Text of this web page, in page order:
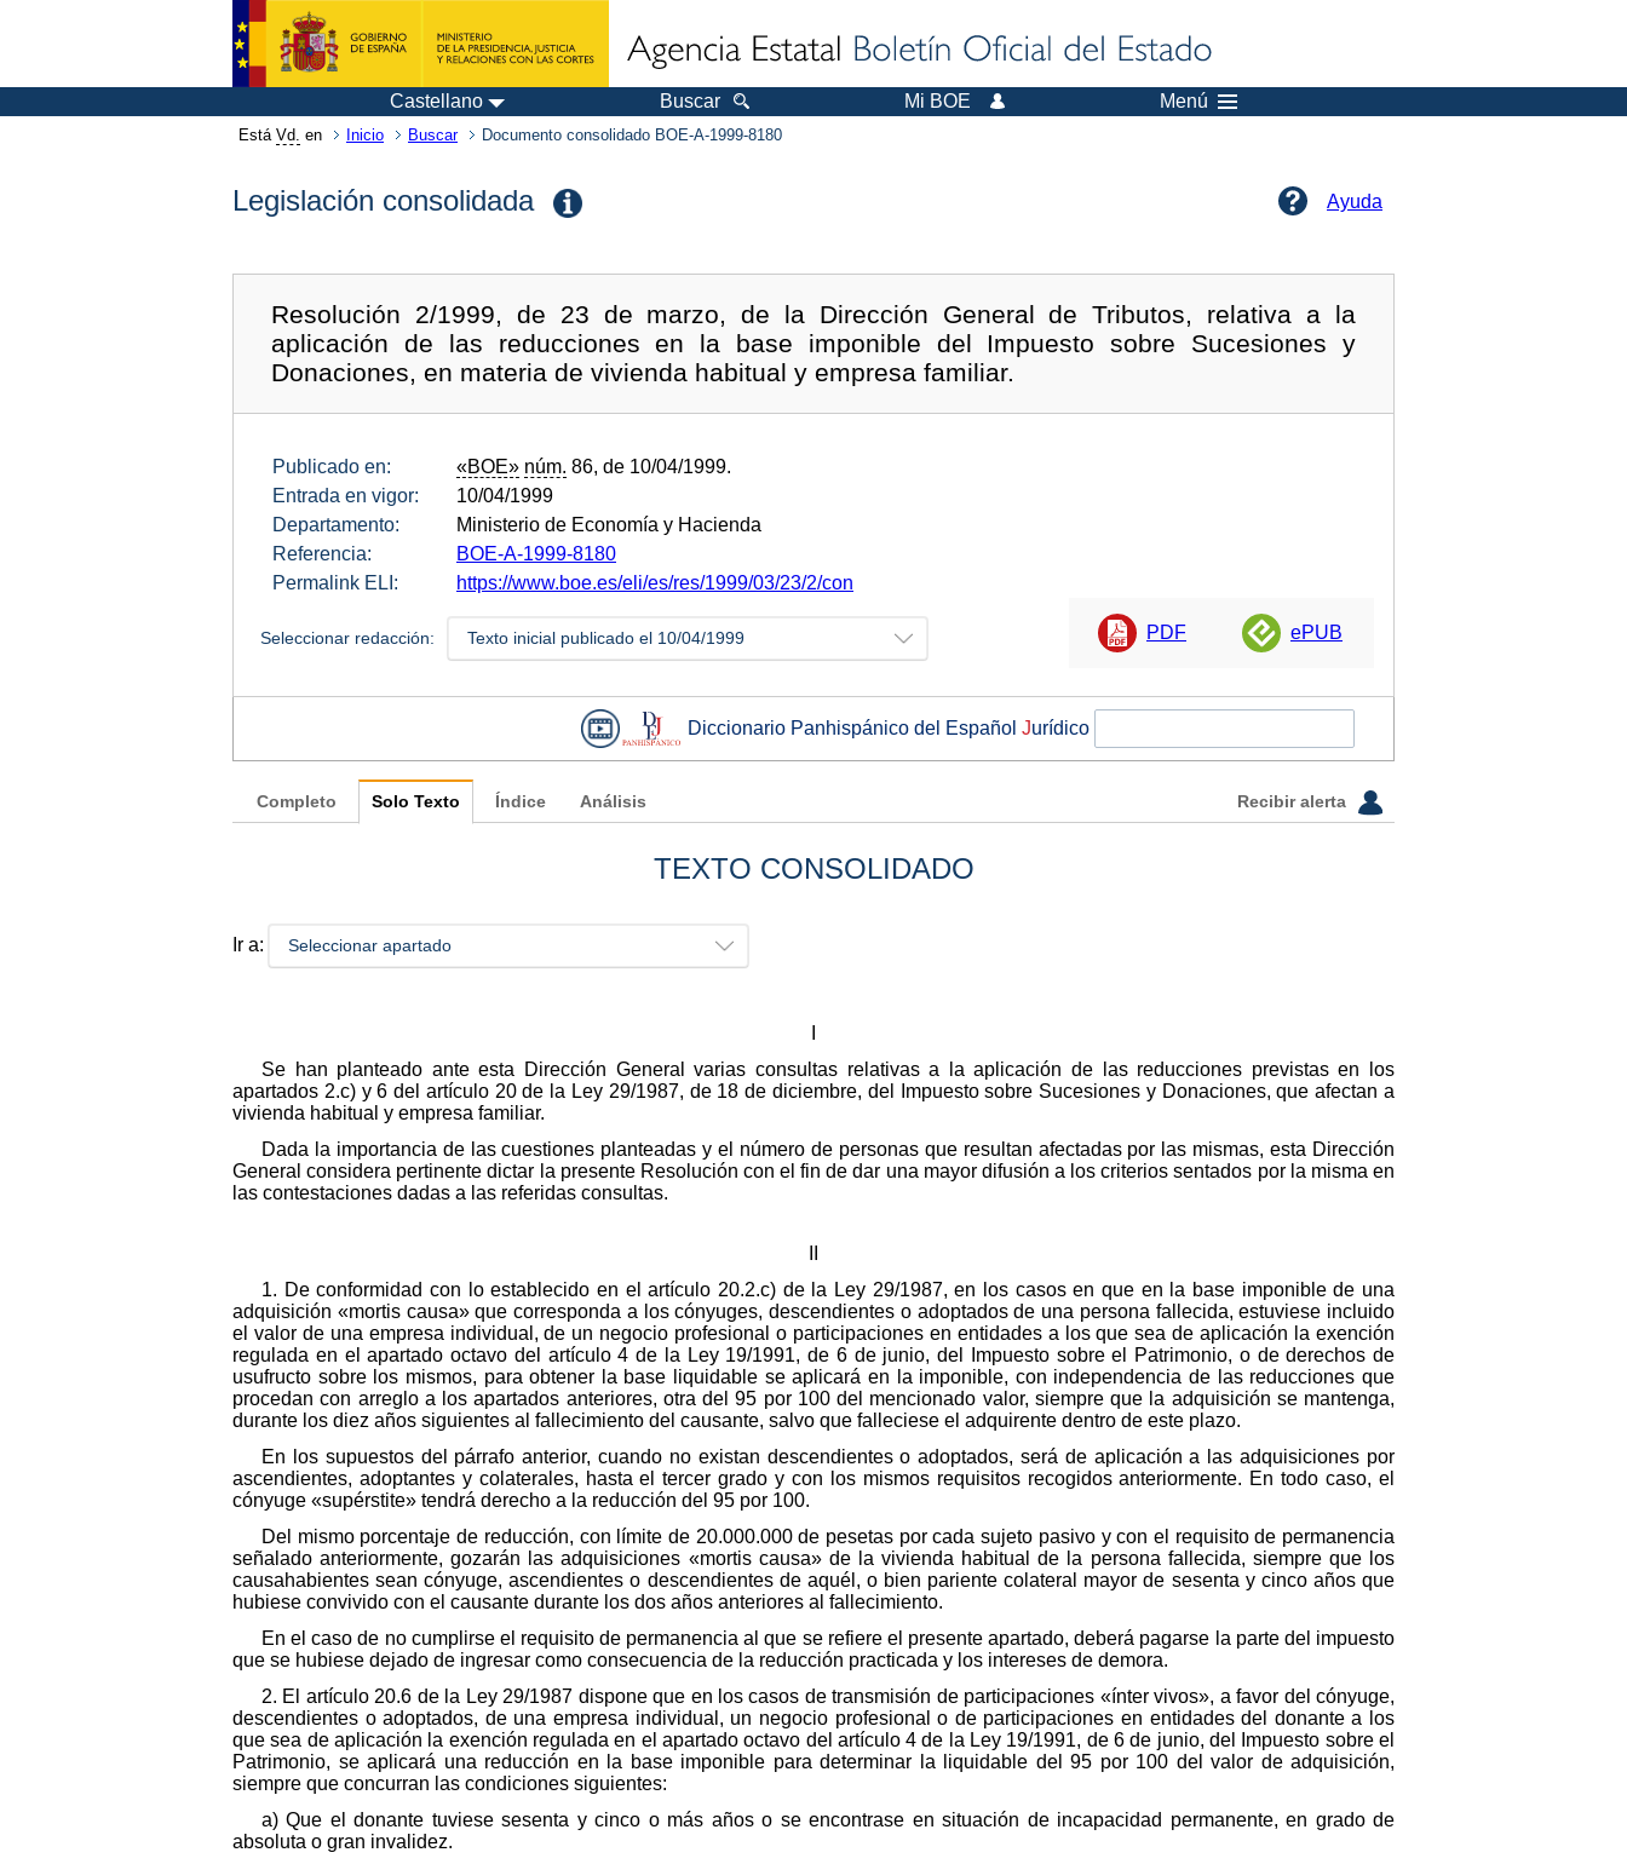
Castellano Buscar Mi BOE Menú
Está Vd. en Inicio Buscar Documento consolidado BOE-A-1999-8180
Legislación consolidada Ayuda
Resolución 2/1999, de 23 de marzo, de la Dirección General de Tributos, relativa a la
aplicación de las reducciones en la base imponible del Impuesto sobre Sucesiones y
Donaciones, en materia de vivienda habitual y empresa familiar.
Publicado en: «BOE» núm. 86, de 10/04/1999.
Entrada en vigor:
10/04/1999
Departamento:
Ministerio de Economía y Hacienda
Referencia:
BOE-A-1999-8180
Permalink ELI:
https://www.boe.es/eli/es/res/1999/03/23/2/con
Seleccionar redacción: Texto inicial publicado el 10/04/1999 PDF ePUB
Diccionario Panhispánico del Español Jurídico
Completo Solo Texto Índice Análisis Recibir alerta
TEXTO CONSOLIDADO
Ir a: Seleccionar apartado
Se han planteado ante esta Dirección General varias consultas relativas a la aplicación de las reducciones previstas en los
apartados 2.c) y 6 del artículo 20 de la Ley 29/1987, de 18 de diciembre, del Impuesto sobre Sucesiones y Donaciones, que afectan a
vivienda habitual y empresa familiar.
Dada la importancia de las cuestiones planteadas y el número de personas que resultan afectadas por las mismas, esta Dirección
General considera pertinente dictar la presente Resolución con el fin de dar una mayor difusión a los criterios sentados por la misma en
las contestaciones dadas a las referidas consultas.
1. De conformidad con lo establecido en el artículo 20.2.c) de la Ley 29/1987, en los casos en que en la base imponible de una
adquisición «mortis causa» que corresponda a los cónyuges, descendientes o adoptados de una persona fallecida, estuviese incluido
el valor de una empresa individual, de un negocio profesional o participaciones en entidades a los que sea de aplicación la exención
regulada en el apartado octavo del artículo 4 de la Ley 19/1991, de 6 de junio, del Impuesto sobre el Patrimonio, o de derechos de
usufructo sobre los mismos, para obtener la base liquidable se aplicará en la imponible, con independencia de las reducciones que
procedan con arreglo a los apartados anteriores, otra del 95 por 100 del mencionado valor, siempre que la adquisición se mantenga,
durante los diez años siguientes al fallecimiento del causante, salvo que falleciese el adquirente dentro de este plazo.
En los supuestos del párrafo anterior, cuando no existan descendientes o adoptados, será de aplicación a las adquisiciones por
ascendientes, adoptantes y colaterales, hasta el tercer grado y con los mismos requisitos recogidos anteriormente. En todo caso, el
cónyuge «supérstite» tendrá derecho a la reducción del 95 por 100.
Del mismo porcentaje de reducción, con límite de 20.000.000 de pesetas por cada sujeto pasivo y con el requisito de permanencia
señalado anteriormente, gozarán las adquisiciones «mortis causa» de la vivienda habitual de la persona fallecida, siempre que los
causahabientes sean cónyuge, ascendientes o descendientes de aquél, o bien pariente colateral mayor de sesenta y cinco años que
hubiese convivido con el causante durante los dos años anteriores al fallecimiento.
En el caso de no cumplirse el requisito de permanencia al que se refiere el presente apartado, deberá pagarse la parte del impuesto
que se hubiese dejado de ingresar como consecuencia de la reducción practicada y los intereses de demora.
2. El artículo 20.6 de la Ley 29/1987 dispone que en los casos de transmisión de participaciones «ínter vivos», a favor del cónyuge,
descendientes o adoptados, de una empresa individual, un negocio profesional o de participaciones en entidades del donante a los
que sea de aplicación la exención regulada en el apartado octavo del artículo 4 de la Ley 19/1991, de 6 de junio, del Impuesto sobre el
Patrimonio, se aplicará una reducción en la base imponible para determinar la liquidable del 95 por 100 del valor de adquisición,
siempre que concurran las condiciones siguientes:
a) Que el donante tuviese sesenta y cinco o más años o se encontrase en situación de incapacidad permanente, en grado de
absoluta o gran invalidez.